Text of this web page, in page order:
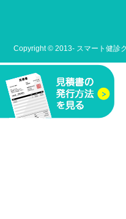
Copyright © 2013- スマート健診